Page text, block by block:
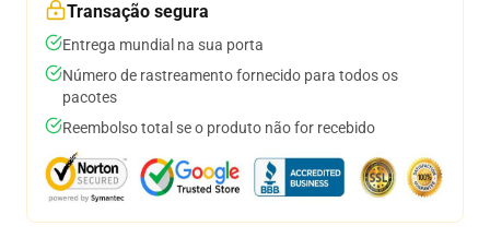
Transação segura
Entrega mundial na sua porta
Número de rastreamento fornecido para todos os
pacotes
Reembolso total se o produto não for recebido